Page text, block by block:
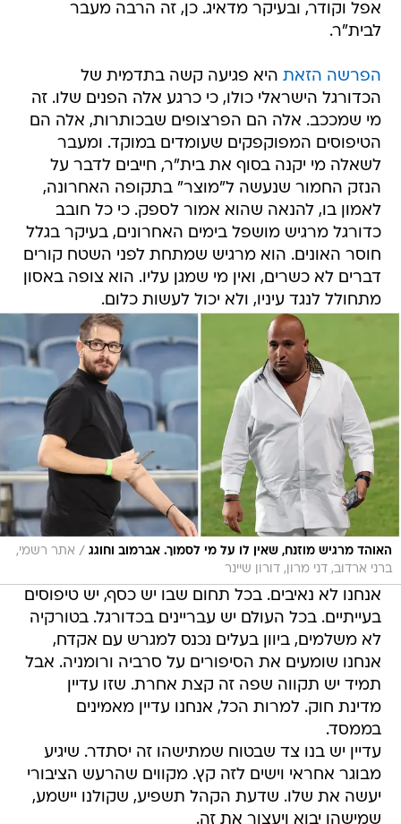
אפל וקודר, ובעיקר מדאיג. כן, זה הרבה מעבר
לבית"ר.
הפרשה הזאת היא פגיעה קשה בתדמית של
הכדורגל הישראלי כולו, כי כרגע אלה הפנים שלו. זה
מי שמככב. אלה הם הפרצופים שבכותרות, אלה הם
הטיפוסים המפוקפקים שעומדים במוקד. ומעבר
לשאלה מי יקנה בסוף את בית"ר, חייבים לדבר על
הנזק החמור שנעשה ל"מוצר" בתקופה האחרונה,
לאמון בו, להנאה שהוא אמור לספק. כי כל חובב
כדורגל מרגיש מושפל בימים האחרונים, בעיקר בגלל
חוסר האונים. הוא מרגיש שמתחת לפני השטח קורים
דברים לא כשרים, ואין מי שמגן עליו. הוא צופה באסון
מתחולל לנגד עיניו, ולא יכול לעשות כלום.
האוהד מרגיש מוזנח, שאין לו על מי לסמוך. אברמוב וחוגג / אתר רשמי,
ברני ארדוב, דני מרון, דורון שיינר
אנחנו לא נאיבים. בכל תחום שבו יש כסף, יש טיפוסים
בעייתיים. בכל העולם יש עבריינים בכדורגל. בטורקיה
לא משלמים, ביוון בעלים נכנס למגרש עם אקדח,
אנחנו שומעים את הסיפורים על סרביה ורומניה. אבל
תמיד יש תקווה שפה זה קצת אחרת. שזו עדיין
מדינת חוק. למרות הכל, אנחנו עדיין מאמינים
בממסד.
עדיין יש בנו צד שבטוח שמתישהו זה יסתדר. שיגיע
מבוגר אחראי וישים לזה קץ. מקווים שהרעש הציבורי
יעשה את שלו. שדעת הקהל תשפיע, שקולנו יישמע,
שמישהו יבוא ויעצור את זה.